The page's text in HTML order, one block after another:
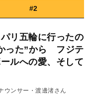
#2
リ五輪に行ったの
った”から フジテ
ルへの愛、そして
ウンサー・渡邊渚さん